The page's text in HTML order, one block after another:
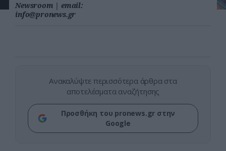
Newsroom | email:
info@pronews.gr
Ανακαλύψτε περισσότερα άρθρα στα
αποτελέσματα αναζήτησης
Προσθήκη του pronews.gr στην
Google